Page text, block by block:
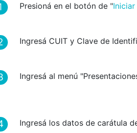
Presioná en el botón de "
Ingresá CUIT y Clave de
Ingresá al menú
Ingresá los datos de carátula